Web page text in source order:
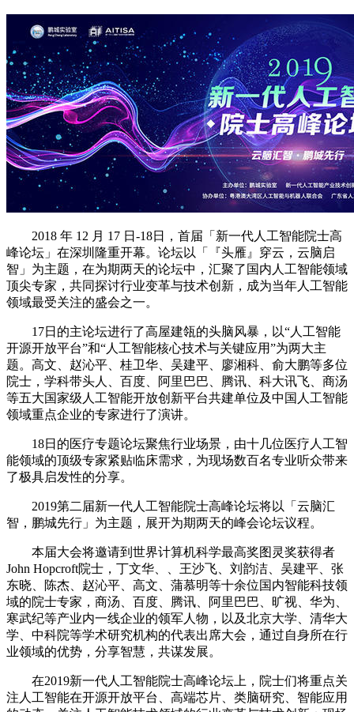
2018 年 12 月 17 日-18日，首届「新一代人工智能院士高
峰论坛」在深圳隆重开幕。论坛以「『头雁』穿云，云脑启
智」为主题，在为期两天的论坛中，汇聚了国内人工智能领域
顶尖专家，共同探讨行业变革与技术创新，成为当年人工智能
领域最受关注的盛会之一。
17日的主论坛进行了高屋建瓴的头脑风暴，以“人工智能
开源开放平台”和“人工智能核心技术与关键应用”为两大主
题。高文、赵沁平、桂卫华、吴建平、廖湘科、俞大鹏等多位
院士，学科带头人、百度、阿里巴巴、腾讯、科大讯飞、商汤
等五大国家级人工智能开放创新平台共建单位及中国人工智能
领域重点企业的专家进行了演讲。
18日的医疗专题论坛聚焦行业场景，由十几位医疗人工智
能领域的顶级专家紧贴临床需求，为现场数百名专业听众带来
了极具启发性的分享。
2019第二届新一代人工智能院士高峰论坛将以「云脑汇
智，鹏城先行」为主题，展开为期两天的峰会论坛议程。
本届大会将邀请到世界计算机科学最高奖图灵奖获得者
John Hopcroft院士，丁文华、、王沙飞、刘韵洁、吴建平、张
东晓、陈杰、赵沁平、高文、蒲慕明等十余位国内智能科技领
域的院士专家，商汤、百度、腾讯、阿里巴巴、旷视、华为、
寒武纪等产业内一线企业的领军人物，以及北京大学、清华大
学、中科院等学术研究机构的代表出席大会，通过自身所在行
业领域的优势，分享智慧，共谋发展。
在2019新一代人工智能院士高峰论坛上，院士们将重点关
注人工智能在开源开放平台、高端芯片、类脑研究、智能应用